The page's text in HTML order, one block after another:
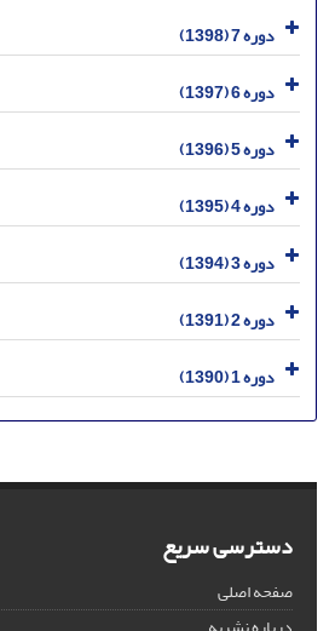
دوره 7 (1398)
دوره 6 (1397)
دوره 5 (1396)
دوره 4 (1395)
دوره 3 (1394)
دوره 2 (1391)
دوره 1 (1390)
دسترسی سریع
صفحه اصلی